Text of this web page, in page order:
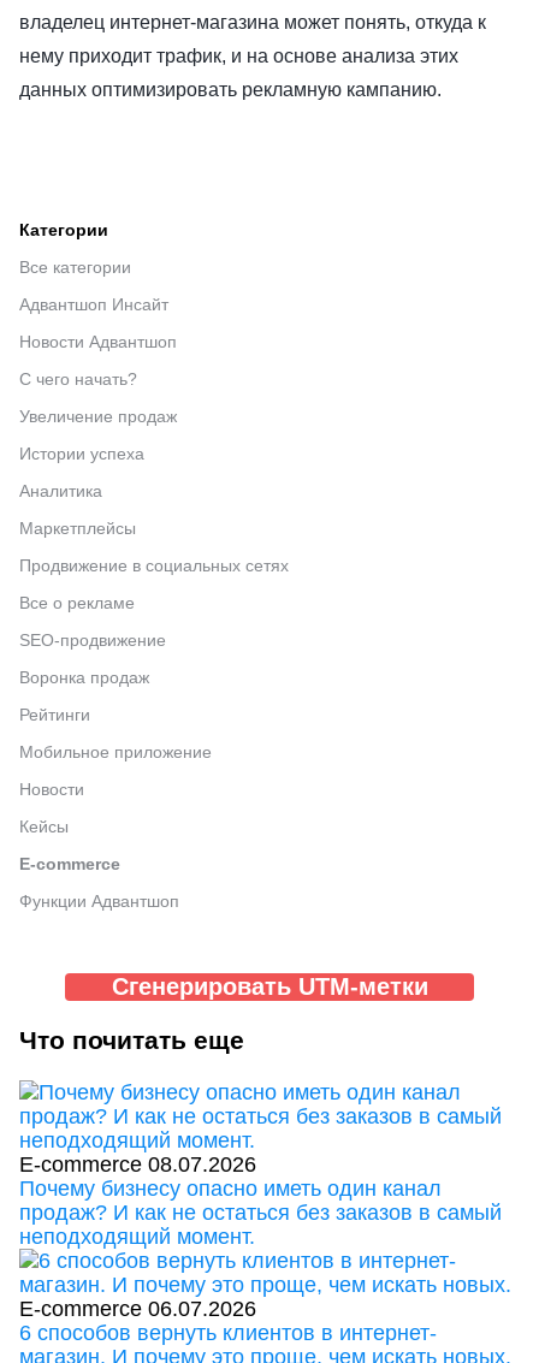
Категории
Все категории
Адвантшоп Инсайт
Новости Адвантшоп
С чего начать?
Увеличение продаж
Истории успеха
Аналитика
Маркетплейсы
Продвижение в социальных сетях
Все о рекламе
SEO-продвижение
Воронка продаж
Рейтинги
Мобильное приложение
Новости
Кейсы
E-commerce
Функции Адвантшоп
владелец интернет-магазина может понять, откуда к
нему приходит трафик, и на основе анализа этих
данных оптимизировать рекламную кампанию.
Сгенерировать UTM-метки
Что почитать еще
E-commerce 08.07.2026
Почему бизнесу опасно иметь один канал
продаж? И как не остаться без заказов в самый
неподходящий момент.
E-commerce 06.07.2026
6 способов вернуть клиентов в интернет-
магазин. И почему это проще, чем искать новых.